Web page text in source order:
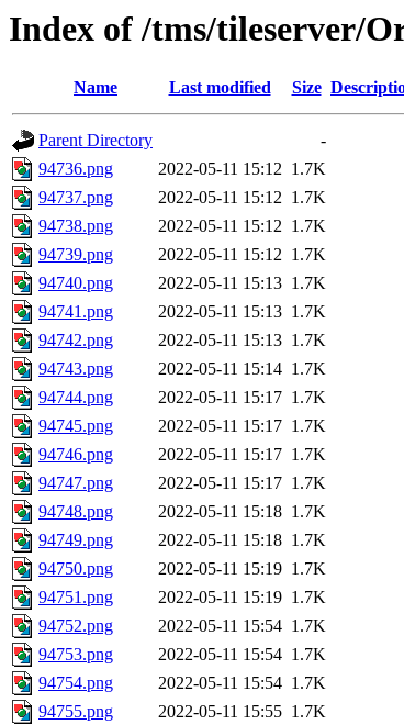
Index of /tms/tileserver/
Name Last modified Size
Parent Directory
-
94736.png
2022-05-11 15:12 1.7K
94737.png
2022-05-11 15:12 1.7K
94738.png
2022-05-11 15:12 1.7K
94739.png
2022-05-11 15:12 1.7K
94740.png
2022-05-11 15:13 1.7K
94741.png
2022-05-11 15:13 1.7K
94742.png
2022-05-11 15:13 1.7K
94743.png
2022-05-11 15:14 1.7K
94744.png
2022-05-11 15:17 1.7K
94745.png
2022-05-11 15:17 1.7K
94746.png
2022-05-11 15:17 1.7K
94747.png
2022-05-11 15:17 1.7K
94748.png
2022-05-11 15:18 1.7K
94749.png
2022-05-11 15:18 1.7K
94750.png
2022-05-11 15:19 1.7K
94751.png
2022-05-11 15:19 1.7K
94752.png
2022-05-11 15:54 1.7K
94753.png
2022-05-11 15:54 1.7K
94754.png
2022-05-11 15:54 1.7K
94755.png
2022-05-11 15:55 1.7K